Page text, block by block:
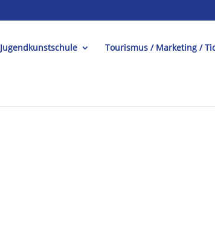
Jugendkunstschule Tourismus / Marketing /